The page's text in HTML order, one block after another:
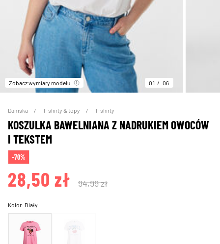
Zobacz wymiary modelu 01 06
Damska T-shirty & topy T-shirty
KOSZULKA BAWELNIANA Z NADRUKIEM OWOCÓW
I TEKSTEM
-70%
28,50 zł 94,99 zł
Kolor: Biały